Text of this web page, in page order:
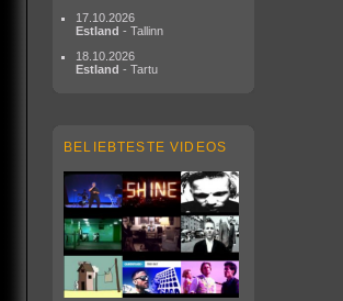
17.10.2026
Estland - Tallinn
18.10.2026
Estland - Tartu
BELIEBTESTE VIDEOS